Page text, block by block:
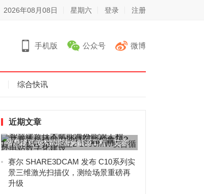
2026年08月08日 星期六 登录 注册
手机版 公众号 微博
综合快讯
近期文章
智慧建造技术赋能海外能源工程，艾赛
克科技助力沙特阿拉伯鲁玛2...
赛尔 SHARE3DCAM 发布 C10系列实
景三维激光扫描仪，测绘场景重磅再
升级